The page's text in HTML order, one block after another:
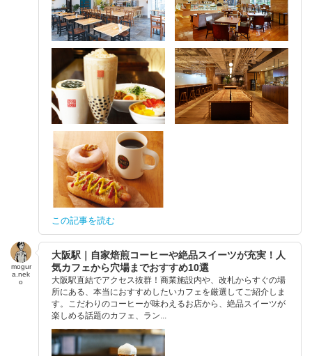
この記事を読む
mogur
a.nek
o
大阪駅｜自家焙煎コーヒーや絶品スイーツが充実！人
気カフェから穴場までおすすめ10選
大阪駅直結でアクセス抜群！商業施設内や、改札からすぐの場
所にある、本当におすすめしたいカフェを厳選してご紹介しま
す。こだわりのコーヒーが味わえるお店から、絶品スイーツが
楽しめる話題のカフェ、ラン...